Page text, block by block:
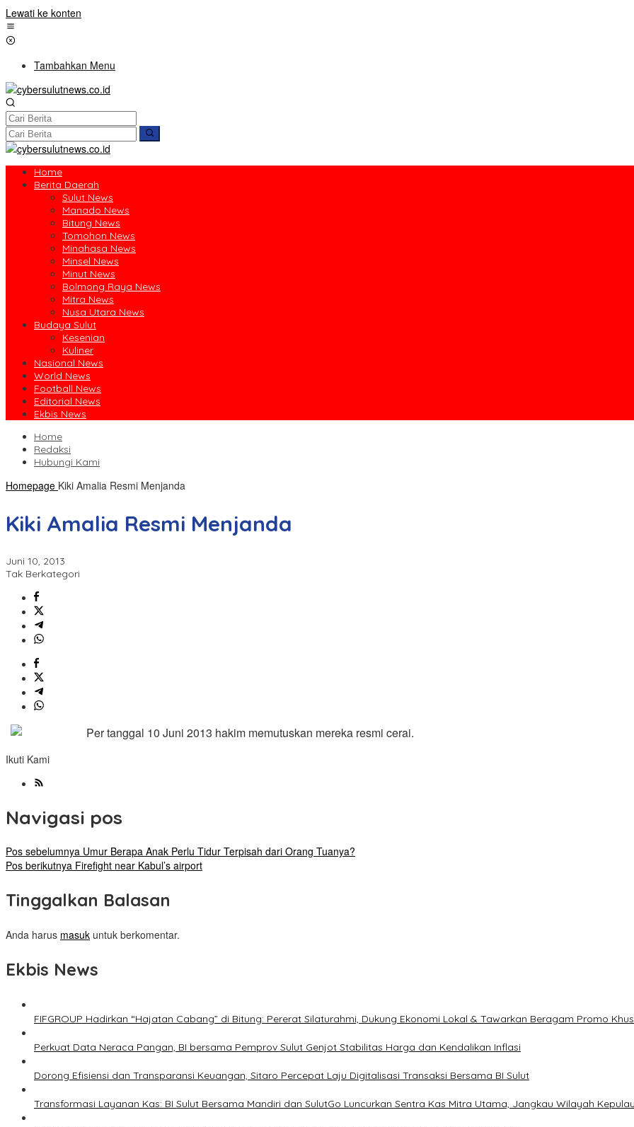
Lewati ke konten
Tambahkan Menu
Home
Berita Daerah
Sulut News
Manado News
Bitung News
Tomohon News
Minahasa News
Minsel News
Minut News
Bolmong Raya News
Mitra News
Nusa Utara News
Budaya Sulut
Kesenian
Kuliner
Nasional News
World News
Football News
Editorial News
Ekbis News
Home
Redaksi
Hubungi Kami
Homepage Kiki Amalia Resmi Menjanda
Kiki Amalia Resmi Menjanda
Juni 10, 2013
Tak Berkategori
Per tanggal 10 Juni 2013 hakim memutuskan mereka resmi cerai.
Ikuti Kami
Navigasi pos
Pos sebelumnya Umur Berapa Anak Perlu Tidur Terpisah dari Orang Tuanya?
Pos berikutnya Firefight near Kabul’s airport
Tinggalkan Balasan
Anda harus masuk untuk berkomentar.
Ekbis News
FIFGROUP Hadirkan “Hajatan Cabang” di Bitung: Pererat Silaturahmi, Dukung Ekonomi Lokal & Tawarkan Beragam Promo
Perkuat Data Neraca Pangan, BI bersama Pemprov Sulut Genjot Stabilitas Harga dan Kendalikan Inflasi
Dorong Efisiensi dan Transparansi Keuangan, Sitaro Percepat Laju Digitalisasi Transaksi Bersama BI Sulut
Transformasi Layanan Kas: BI Sulut Bersama Mandiri dan SulutGo Luncurkan Sentra Kas Mitra Utama, Jangkau Wilayah